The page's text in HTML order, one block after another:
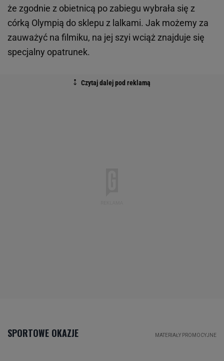
że zgodnie z obietnicą po zabiegu wybrała się z
córką Olympią do sklepu z lalkami. Jak możemy za
zauważyć na filmiku, na jej szyi wciąż znajduje się
specjalny opatrunek.